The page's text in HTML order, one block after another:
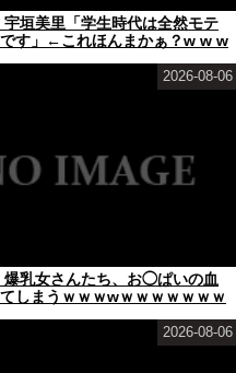
宇垣美里「学生時代は全然モテ
す」←これほんまかぁ？w w w
爆乳女さんたち、お◯ぱいの血
しまうｗｗｗwｗｗｗｗｗｗｗ
2026-08-06
2026-08-06